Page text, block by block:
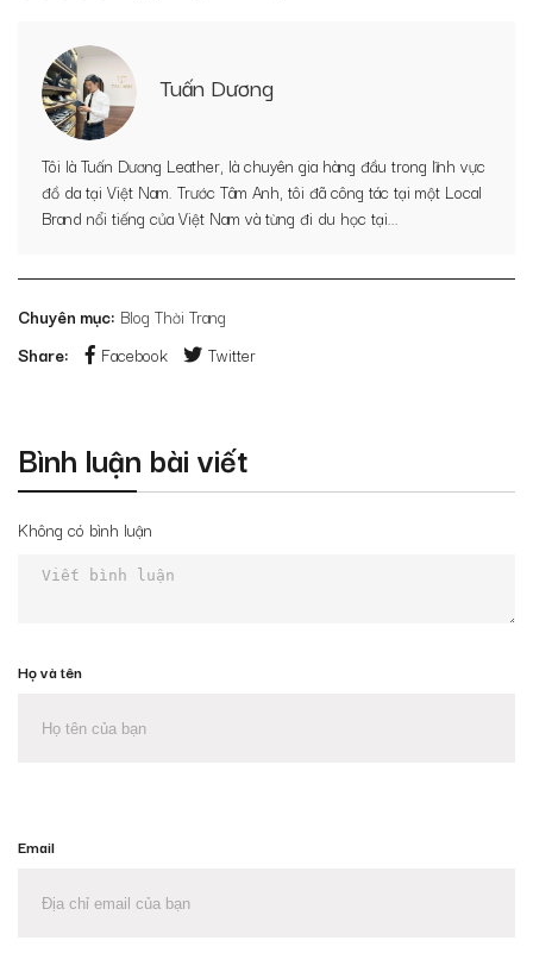
Tuấn Dương
Tôi là Tuấn Dương Leather, là chuyên gia hàng đầu trong lĩnh vực
đồ da tại Việt Nam. Trước Tâm Anh, tôi đã công tác tại một Local
Brand nổi tiếng của Việt Nam và từng đi du học tại...
Chuyên mục: Blog Thời Trang
Share:
Facebook Twitter
Bình luận bài viết
Không có bình luận
Họ và tên
Email